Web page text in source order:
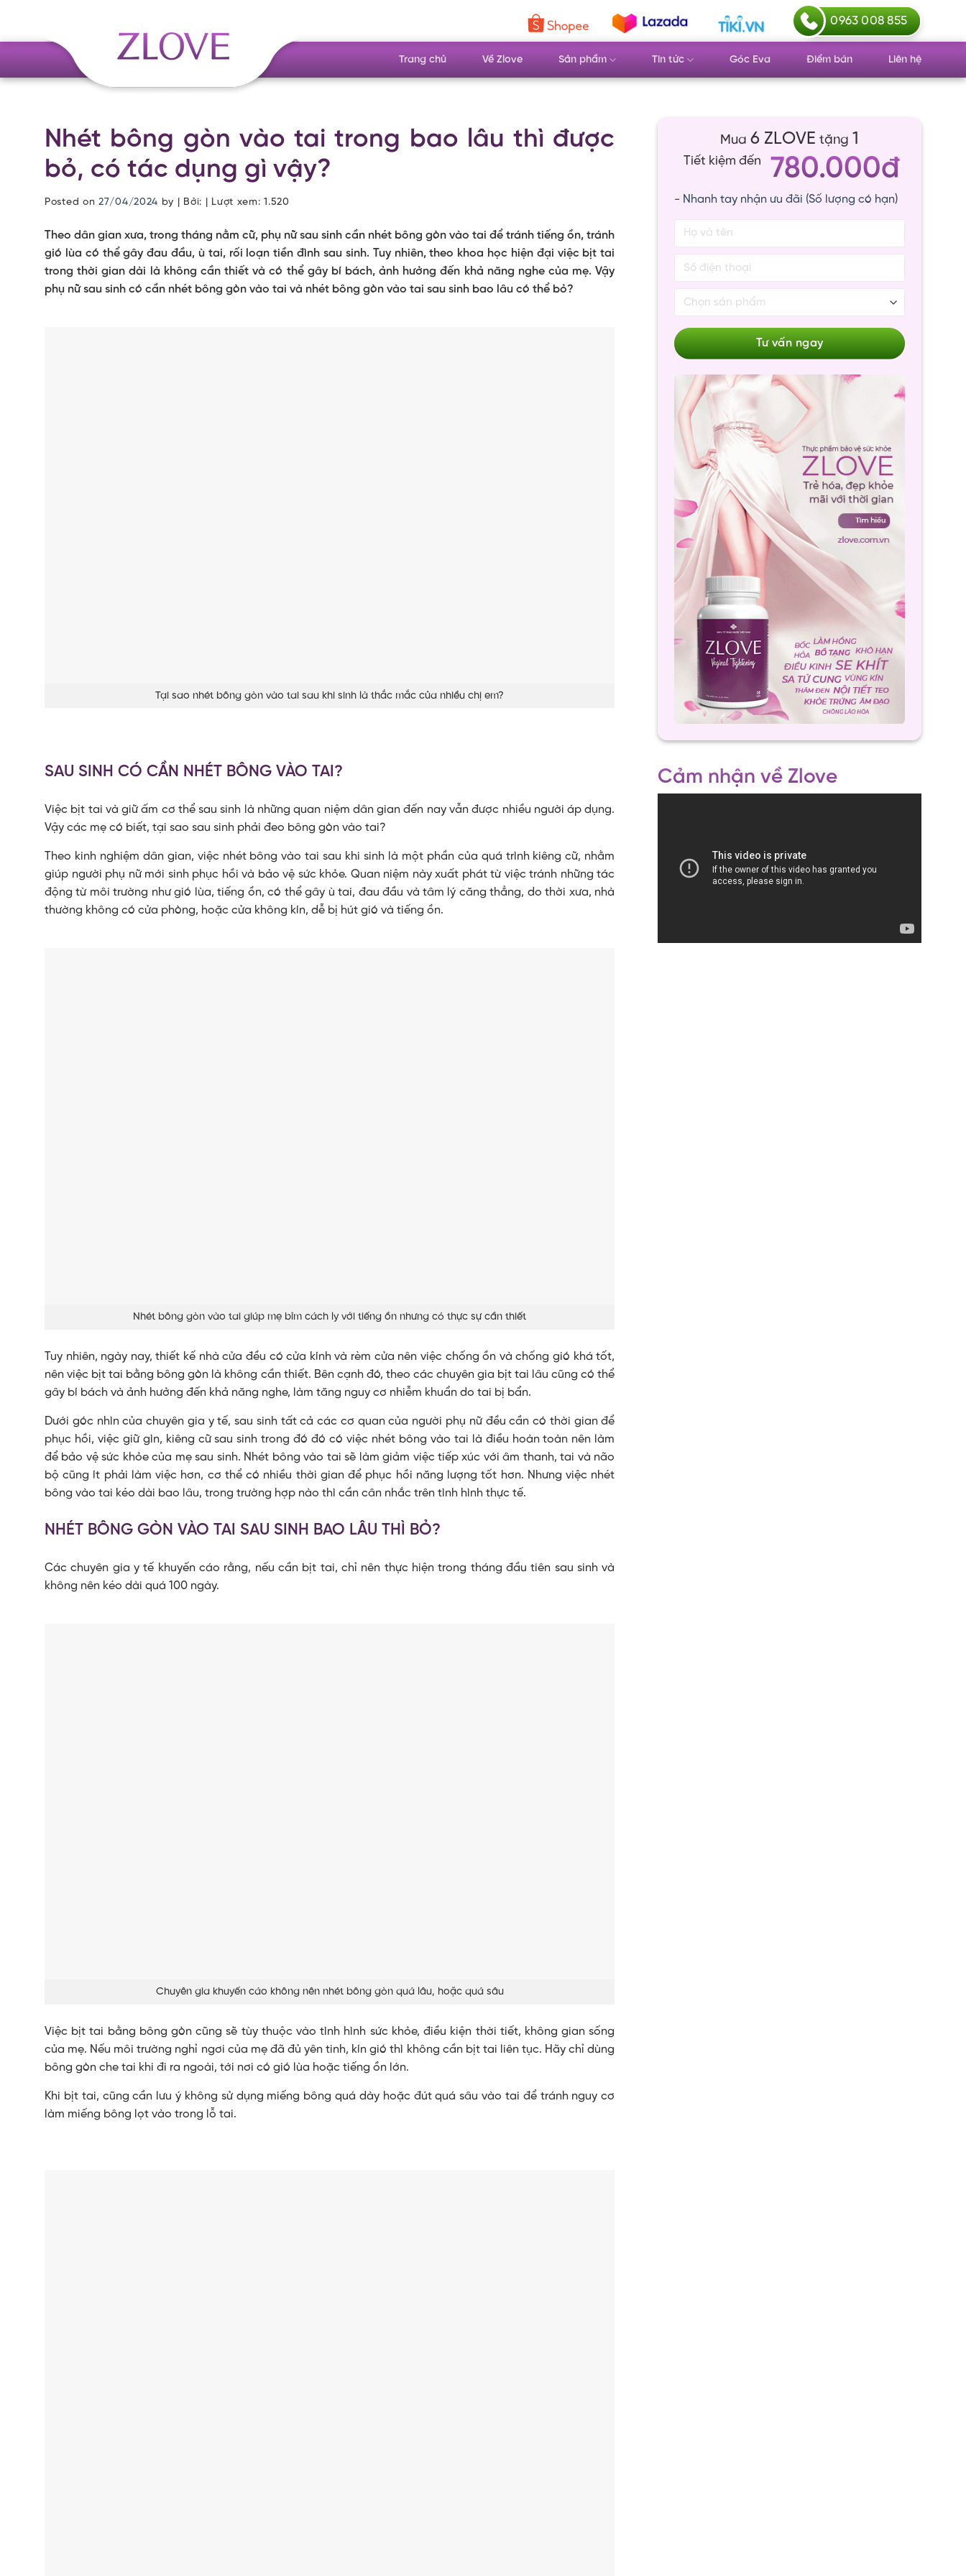
content
0963 008 855
Trang chủ Về Zlove Sản phẩm Tin tức Góc Eva Điểm bán Liên hệ
Nhét bông gòn vào tai trong bao lâu thì được
bỏ, có tác dụng gì vậy?
Posted on 27/04/2024 by | Bởi: | Lượt xem:1.520
Theo dân gian xưa, trong tháng nằm cữ, phụ nữ sau sinh cần nhét bông gòn vào tai để tránh tiếng ồn, tránh
gió lùa có thể gây đau đầu, ù tai, rối loạn tiền đình sau sinh. Tuy nhiên, theo khoa học hiện đại việc bịt tai
trong thời gian dài là không cần thiết và có thể gây bí bách, ảnh hưởng đến khả năng nghe của mẹ. Vậy
phụ nữ sau sinh có cần nhét bông gòn vào tai và nhét bông gòn vào tai sau sinh bao lâu có thể bỏ?
Tại sao nhét bông gòn vào tai sau khi sinh là thắc mắc của nhiều chị em?
SAU SINH CÓ CẦN NHÉT BÔNG VÀO TAI?
Việc bịt tai và giữ ấm cơ thể sau sinh là những quan niệm dân gian đến nay vẫn được nhiều người áp dụng.
Vậy các mẹ có biết, tại sao sau sinh phải đeo bông gòn vào tai?
Theo kinh nghiệm dân gian, việc nhét bông vào tai sau khi sinh là một phần của quá trình kiêng cữ, nhằm
giúp người phụ nữ mới sinh phục hồi và bảo vệ sức khỏe. Quan niệm này xuất phát từ việc tránh những tác
động từ môi trường như gió lùa, tiếng ồn, có thể gây ù tai, đau đầu và tâm lý căng thẳng, do thời xưa, nhà
thường không có cửa phòng, hoặc cửa không kín, dễ bị hút gió và tiếng ồn.
Nhét bông gòn vào tai giúp mẹ bỉm cách ly với tiếng ồn nhưng có thực sự cần thiết
Tuy nhiên, ngày nay, thiết kế nhà cửa đều có cửa kính và rèm cửa nên việc chống ồn và chống gió khá tốt,
nên việc bịt tai bằng bông gòn là không cần thiết. Bên cạnh đó, theo các chuyên gia bịt tai lâu cũng có thể
gây bí bách và ảnh hưởng đến khả năng nghe, làm tăng nguy cơ nhiễm khuẩn do tai bị bẩn.
Dưới góc nhìn của chuyên gia y tế, sau sinh tất cả các cơ quan của người phụ nữ đều cần có thời gian để
phục hồi, việc giữ gìn, kiêng cữ sau sinh trong đó đó có việc nhét bông vào tai là điều hoàn toàn nên làm
để bảo vệ sức khỏe của mẹ sau sinh. Nhét bông vào tai sẽ làm giảm việc tiếp xúc với âm thanh, tai và não
bộ cũng ít phải làm việc hơn, cơ thể có nhiều thời gian để phục hồi năng lượng tốt hơn. Nhưng việc nhét
bông vào tai kéo dài bao lâu, trong trường hợp nào thì cần cân nhắc trên tình hình thực tế.
NHÉT BÔNG GÒN VÀO TAI SAU SINH BAO LÂU THÌ BỎ?
Các chuyên gia y tế khuyến cáo rằng, nếu cần bịt tai, chỉ nên thực hiện trong tháng đầu tiên sau sinh và
không nên kéo dài quá 100 ngày.
Chuyên gia khuyến cáo không nên nhét bông gòn quá lâu, hoặc quá sâu
Việc bịt tai bằng bông gòn cũng sẽ tùy thuộc vào tình hình sức khỏe, điều kiện thời tiết, không gian sống
của mẹ. Nếu môi trường nghỉ ngơi của mẹ đã đủ yên tinh, kín gió thì không cần bịt tai liên tục. Hãy chỉ dùng
bông gòn che tai khi đi ra ngoài, tới nơi có gió lùa hoặc tiếng ồn lớn.
Khi bịt tai, cũng cần lưu ý không sử dụng miếng bông quá dày hoặc đút quá sâu vào tai để tránh nguy cơ
làm miếng bông lọt vào trong lỗ tai.
Mua6 ZLOVE tặng 1
Tiết kiệm đến 780.000đ
- Nhanh tay nhận ưu đãi (Số lượng có hạn)
Cảm nhận về Zlove